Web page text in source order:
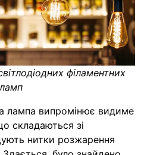
філаментних
лампа випромінює видиме
складаються зі
нитки розжарення